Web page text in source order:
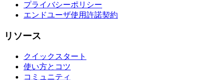
プライバシーポリシー
エンドユーザ使用許諾契約
リソース
クイックスタート
使い方とコツ
コミュニティ